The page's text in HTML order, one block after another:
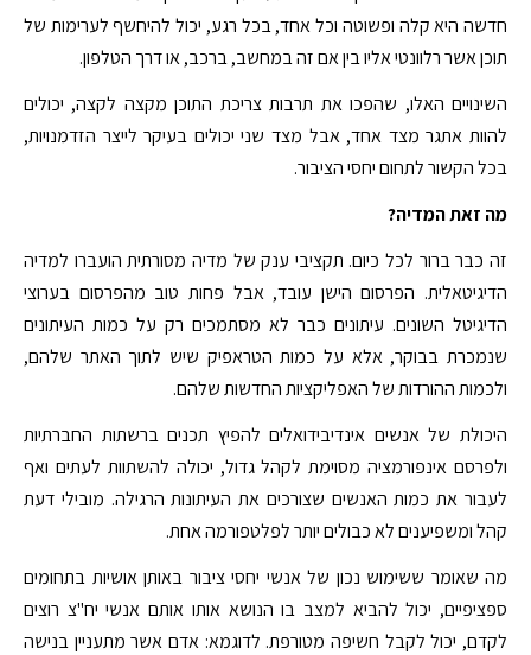
חדשה היא קלה ופשוטה וכל אחד, בכל רגע, יכול להיחשף לערימות של
תוכן אשר רלוונטי אליו בין אם זה במחשב, ברכב, או דרך הטלפון.
השינויים האלו, שהפכו את תרבות צריכת התוכן מקצה לקצה, יכולים
להוות אתגר מצד אחד, אבל מצד שני יכולים בעיקר לייצר הזדמנויות,
בכל הקשור לתחום יחסי הציבור.
מה זאת המדיה?
זה כבר ברור לכל כיום. תקציבי ענק של מדיה מסורתית הועברו למדיה
הדיגיטאלית. הפרסום הישן עובד, אבל פחות טוב מהפרסום בערוצי
הדיגיטל השונים. עיתונים כבר לא מסתמכים רק על כמות העיתונים
שנמכרת בבוקר, אלא על כמות הטראפיק שיש לתוך האתר שלהם,
ולכמות ההורדות של האפליקציות החדשות שלהם.
היכולת של אנשים אינדיבידואלים להפיץ תכנים ברשתות החברתיות
ולפרסם אינפורמציה מסוימת לקהל גדול, יכולה להשתוות לעתים ואף
לעבור את כמות האנשים שצורכים את העיתונות הרגילה. מובילי דעת
קהל ומשפיענים לא כבולים יותר לפלטפורמה אחת.
מה שאומר ששימוש נכון של אנשי יחסי ציבור באותן אושיות בתחומים
ספציפיים, יכול להביא למצב בו הנושא אותו אותם אנשי יח"צ רוצים
לקדם, יכול לקבל חשיפה מטורפת. לדוגמא: אדם אשר מתעניין בנישה